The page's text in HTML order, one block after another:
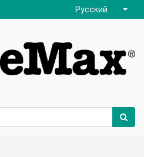
Русский